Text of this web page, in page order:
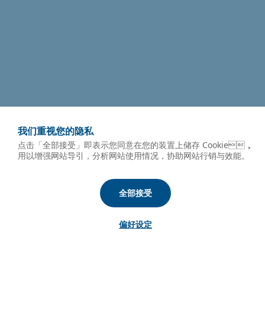
我们重视您的隐私
点击「全部接受」即表示您同意在您的装置上储存 Cookie，
用以增强网站导引，分析网站使用情况，协助网站行销与效能。
全部接受
偏好设定